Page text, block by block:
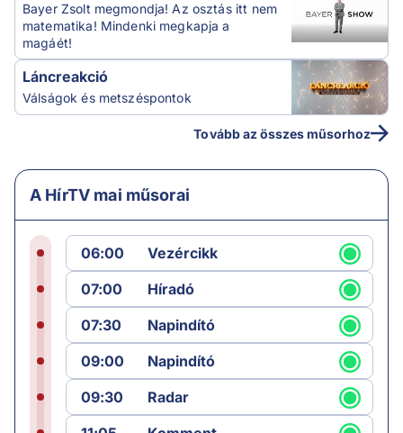
Bayer Zsolt megmondja! Az osztás itt nem
matematika! Mindenki megkapja a
magáét!
Láncreakció
Válságok és metszéspontok
Tovább az összes műsorhoz
A HírTV mai műsorai
06:00
Vezércikk
07:00
Híradó
07:30
Napindító
09:00
Napindító
09:30
Radar